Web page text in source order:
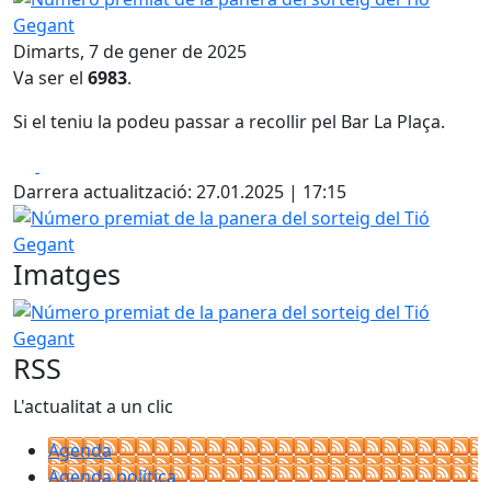
Dimarts, 7 de gener de 2025
Va ser el 6983.
Si el teniu la podeu passar a recollir pel Bar La Plaça.
Darrera actualització: 27.01.2025 | 17:15
Número premiat de la panera del sorteig del Tió Gegant
Imatges
Número premiat de la panera del sorteig del Tió Gegant
RSS
L'actualitat a un clic
Agenda
Agenda política